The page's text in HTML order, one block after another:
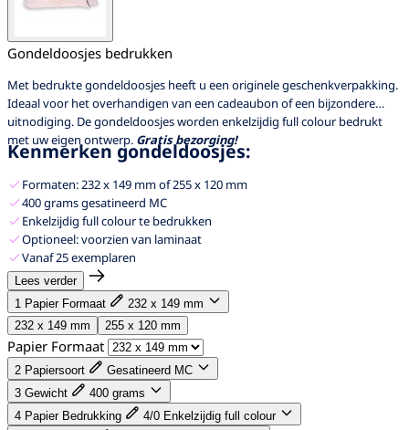
Gondeldoosjes bedrukken
Met bedrukte gondeldoosjes heeft u een originele geschenkverpakking.
Ideaal voor het overhandigen van een cadeaubon of een bijzondere
uitnodiging. De gondeldoosjes worden enkelzijdig full colour bedrukt
met uw eigen ontwerp. Gratis bezorging!
Kenmerken gondeldoosjes:
Formaten: 232 x 149 mm of 255 x 120 mm
400 grams gesatineerd MC
Enkelzijdig full colour te bedrukken
Optioneel: voorzien van laminaat
Vanaf 25 exemplaren
Lees verder
1 Papier Formaat
232 x 149 mm
232 x 149 mm
255 x 120 mm
Papier Formaat
2 Papiersoort
Gesatineerd MC
3 Gewicht
400 grams
4 Papier Bedrukking
4/0 Enkelzijdig full colour